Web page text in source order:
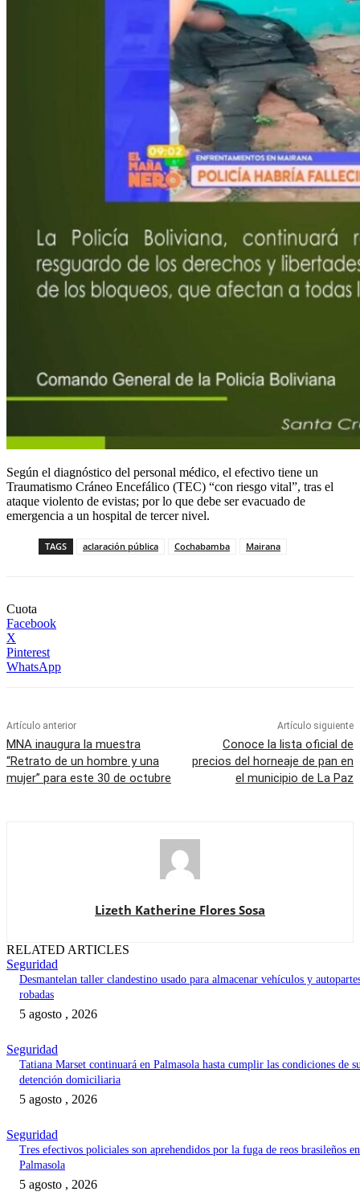
Según el diagnóstico del personal médico, el efectivo tiene un
Traumatismo Cráneo Encefálico (TEC) “con riesgo vital”, tras el
ataque violento de evistas; por lo que debe ser evacuado de
emergencia a un hospital de tercer nivel.
TAGS aclaración pública Cochabamba Mairana
Cuota
Facebook
X
Pinterest
WhatsApp
Artículo anterior
MNA inaugura la muestra
“Retrato de un hombre y una
mujer” para este 30 de octubre
Artículo siguiente
Conoce la lista oficial de
precios del horneaje de pan en
el municipio de La Paz
Lizeth Katherine Flores Sosa
RELATED ARTICLES
Seguridad
Desmantelan taller clandestino usado para almacenar vehículos y
robadas
5 agosto , 2026
Seguridad
Tatiana Marset continuará en Palmasola hasta cumplir las condiciones de
detención domiciliaria
5 agosto , 2026
Seguridad
Tres efectivos policiales son aprehendidos por la fuga de reos brasileños en
Palmasola
5 agosto , 2026